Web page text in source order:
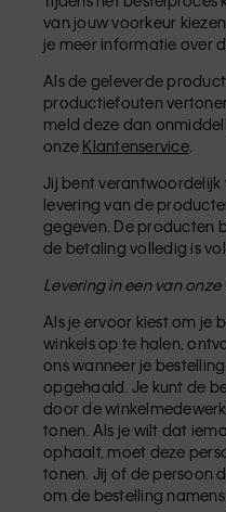
van jouw voorkeur
je meer informatie over
Als de geleverde
productiefouten
meld deze dan
onze Klantenservice.
Jij bent
levering van de
gegeven. De producten
de betaling volledig is
Levering in een van onze
Als je ervoor kiest om je
winkels op te halen,
ons wanneer je
opgehaald. Je kunt de
door de
tonen. Als je wilt dat
ophaalt, moet deze
tonen. Jij of de persoon
om de bestelling